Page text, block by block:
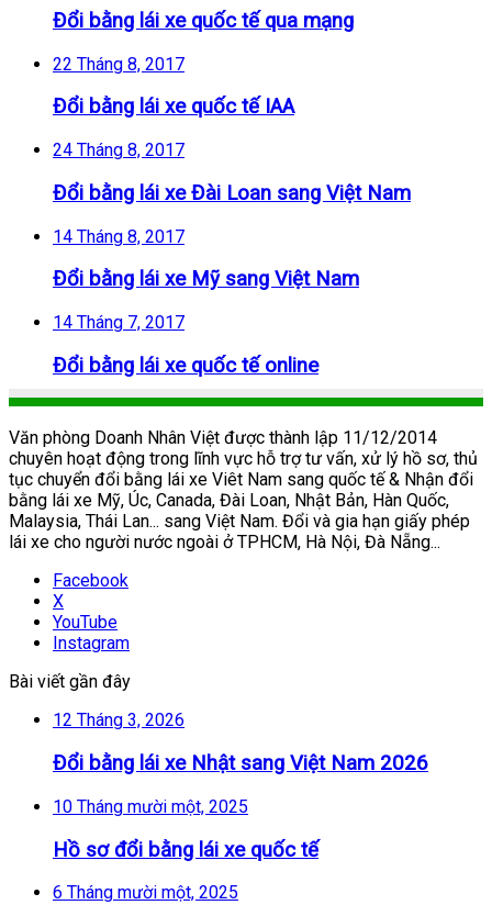
Đổi bằng lái xe quốc tế qua mạng
22 Tháng 8, 2017
Đổi bằng lái xe quốc tế IAA
24 Tháng 8, 2017
Đổi bằng lái xe Đài Loan sang Việt Nam
14 Tháng 8, 2017
Đổi bằng lái xe Mỹ sang Việt Nam
14 Tháng 7, 2017
Đổi bằng lái xe quốc tế online
Văn phòng Doanh Nhân Việt được thành lập 11/12/2014
chuyên hoạt động trong lĩnh vực hỗ trợ tư vấn, xử lý hồ sơ, thủ
tục chuyển đổi bằng lái xe Viêt Nam sang quốc tế & Nhận đổi
bằng lái xe Mỹ, Úc, Canada, Đài Loan, Nhật Bản, Hàn Quốc,
Malaysia, Thái Lan... sang Việt Nam. Đổi và gia hạn giấy phép
lái xe cho người nước ngoài ở TPHCM, Hà Nội, Đà Nẵng...
Facebook
X
YouTube
Instagram
Bài viết gần đây
12 Tháng 3, 2026
Đổi bằng lái xe Nhật sang Việt Nam 2026
10 Tháng mười một, 2025
Hồ sơ đổi bằng lái xe quốc tế
6 Tháng mười một, 2025